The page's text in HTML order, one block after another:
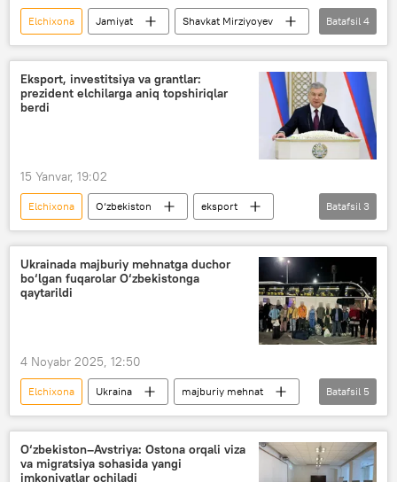
Elchixona Jamiyat
Shavkat Mirziyoyev
Emomali Rahmon
O‘zbekiston
Tojikiston
Batafsil 4
Eksport, investitsiya va grantlar:
prezident elchilarga aniq topshiriqlar
berdi
15 Yanvar, 19:02
Elchixona O‘zbekiston
eksport
elchi
Iqtisod investitsiya
Batafsil 3
Ukrainada majburiy mehnatga duchor
bo‘lgan fuqarolar O‘zbekistonga
qaytarildi
4 Noyabr 2025, 12:50
Elchixona Ukraina
majburiy mehnat
Migratsiya
O‘zbekiston
Kiyev
Moldova
politsiya
Batafsil 5
O‘zbekiston–Avstriya: Ostona orqali viza
va migratsiya sohasida yangi
imkoniyatlar ochiladi